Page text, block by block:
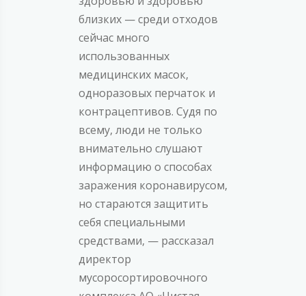
близких — среди отходов
сейчас много
использованных
медицинских масок,
одноразовых перчаток и
контрацептивов. Судя по
всему, люди не только
внимательно слушают
информацию о способах
заражения коронавирусом,
но стараются защитить
себя специальными
средствами, — рассказал
директор
мусоросортировочного